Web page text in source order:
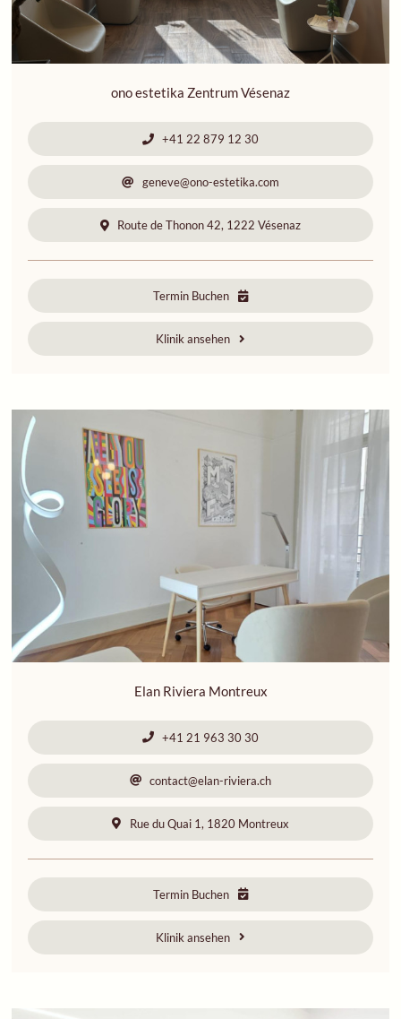
ono estetika Zentrum Vésenaz
+41 22 879 12 30
geneve@ono-estetika.com
Route de Thonon 42, 1222 Vésenaz
Termin Buchen
Klinik ansehen
Elan Riviera Montreux
+41 21 963 30 30
contact@elan-riviera.ch
Rue du Quai 1, 1820 Montreux
Termin Buchen
Klinik ansehen